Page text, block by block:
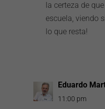
la certeza de
escuela, viendo
lo que resta!
Eduardo
11:00 pm